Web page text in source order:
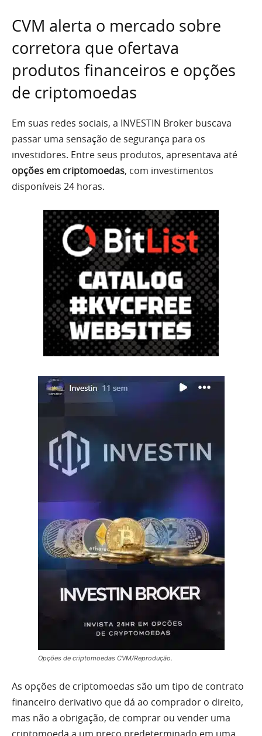
CVM alerta o mercado sobre
corretora que ofertava
produtos financeiros e opções
de criptomoedas
Em suas redes sociais, a INVESTIN Broker buscava
passar uma sensação de segurança para os
investidores. Entre seus produtos, apresentava até
opções em criptomoedas, com investimentos
disponíveis 24 horas.
Opções de criptomoedas CVM/Reprodução.
As opções de criptomoedas são um tipo de contrato
financeiro derivativo que dá ao comprador o direito,
mas não a obrigação, de comprar ou vender uma